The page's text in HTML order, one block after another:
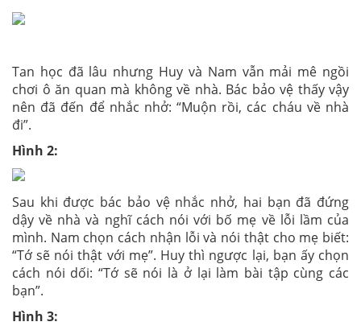
Tan học đã lâu nhưng Huy và Nam vẫn mải mê ngồi
chơi ô ăn quan mà không về nhà. Bác bảo vệ thấy vậy
nên đã đến để nhắc nhở: “Muộn rồi, các cháu về nhà
đi”.
Hình 2:
Sau khi được bác bảo vệ nhắc nhở, hai bạn đã đứng
dậy về nhà và nghĩ cách nói với bố mẹ về lỗi lầm của
mình. Nam chọn cách nhận lỗi và nói thật cho mẹ biết:
“Tớ sẽ nói thật với mẹ”. Huy thì ngược lại, bạn ấy chọn
cách nói dối: “Tớ sẽ nói là ở lại làm bài tập cùng các
bạn”.
Hình 3: